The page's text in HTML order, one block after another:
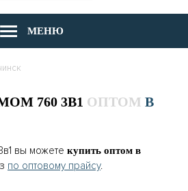
МЕНЮ
760 3В1 ОПТОМ В
вы можете купить оптом в
по оптовому прайсу.